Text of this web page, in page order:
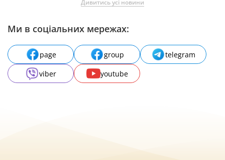
Дивитись усі новини
Ми в соціальних мережах:
page group
telegram
viber
youtube